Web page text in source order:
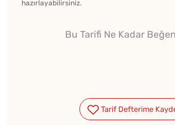
hazırlayabilirsiniz.
Bu Tarifi Ne Kadar